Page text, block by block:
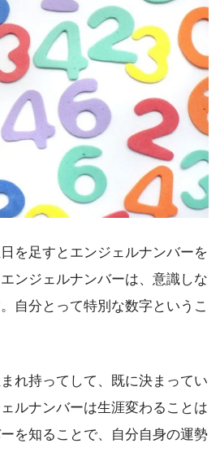
を足すとエンジェルナンバーを
ンジェルナンバーは、意識しな
自分とって特別な数字というこ
れ持ってして、既に決まってい
ルナンバーは生涯変わることは
を知ることで、自分自身の運勢